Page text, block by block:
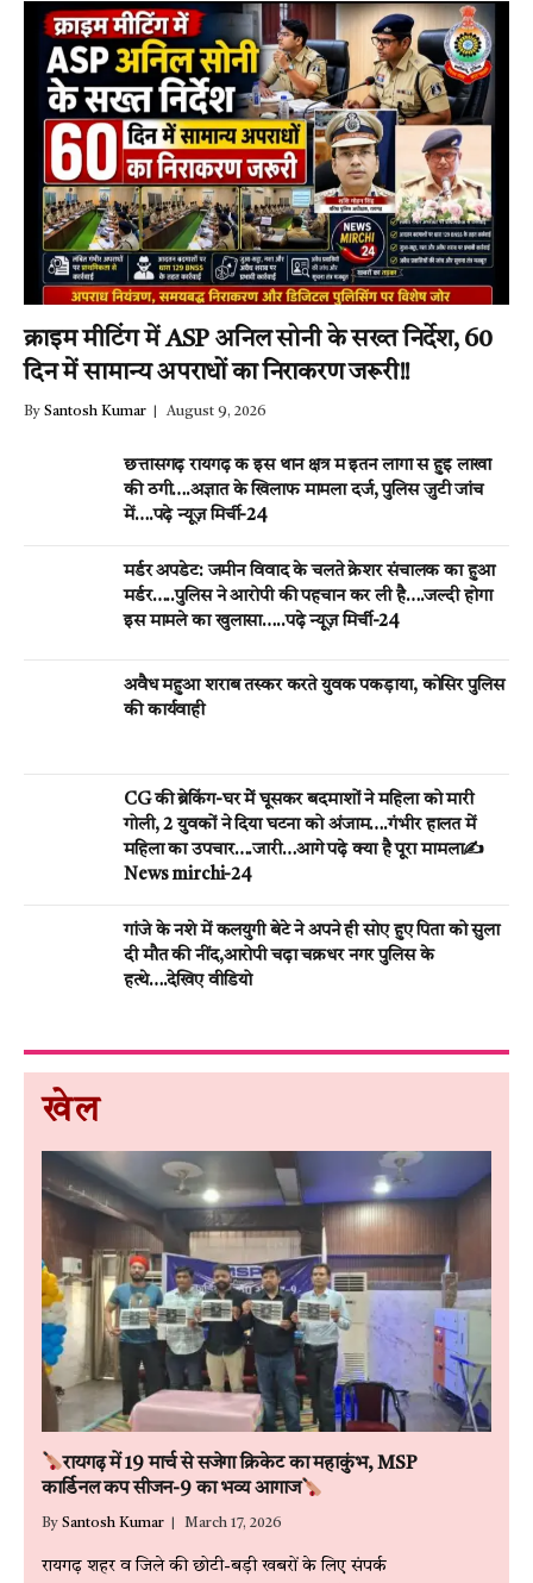
क्राइम मीटिंग में ASP अनिल सोनी के सख्त निर्देश, 60
दिन में सामान्य अपराधों का निराकरण जरूरी!!
By Santosh Kumar August 9, 2026
छत्तीसगढ़ रायगढ़ के इस थाने क्षेत्र में इतने लोगों से हुई लाखों
की ठगी….अज्ञात के खिलाफ मामला दर्ज, पुलिस जुटी जांच
में….पढ़े न्यूज़ मिर्ची-24
मर्डर अपडेट: जमीन विवाद के चलते क्रेशर संचालक का हुआ
मर्डर…..पुलिस ने आरोपी की पहचान कर ली है….जल्दी होगा
इस मामले का खुलासा…..पढ़े न्यूज़ मिर्ची-24
अवैध महुआ शराब तस्कर करते युवक पकड़ाया, कोसिर पुलिस
की कार्यवाही
CG की ब्रेकिंग-घर मेें घूसकर बदमाशों ने महिला को मारी
गोली, 2 युवकों ने दिया घटना को अंजाम….गंभीर हालत में
महिला का उपचार….जारी…आगे पढ़े क्या है पूरा मामला✍️
News mirchi-24
गांजे के नशे में कलयुगी बेटे ने अपने ही सोए हुए पिता को सुला
दी मौत की नींद,आरोपी चढ़ा चक्रधर नगर पुलिस के
हत्थे….देखिए वीडियो
खेल
रायगढ़ में 19 मार्च से सजेगा क्रिकेट का महाकुंभ, MSP
कार्डिनल कप सीजन-9 का भव्य आगाज
By Santosh Kumar March 17, 2026
रायगढ़ शहर व जिले की छोटी-बड़ी खबरों के लिए संपर्क